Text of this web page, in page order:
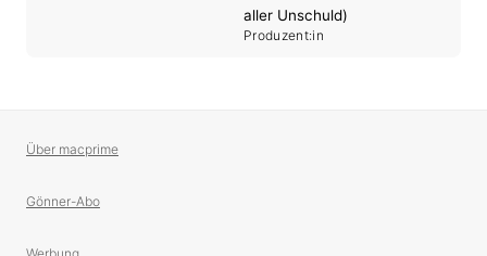
aller Unschuld)
Produzent:in
Über macprime
Gönner-Abo